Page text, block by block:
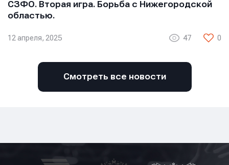
СЗФО. Вторая игра. Борьба с Нижегородской
областью.
12 апреля, 2025 47 0
Смотреть все новости